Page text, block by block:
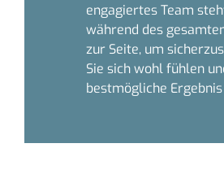
engagiertes Team
während des
zur Seite, um
Sie sich wohl fühlen
bestmögliche